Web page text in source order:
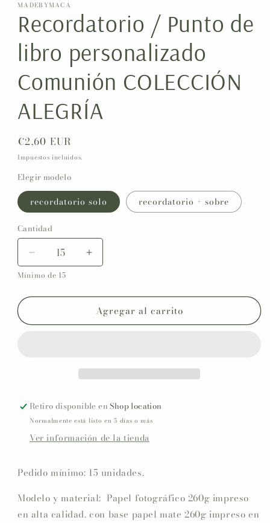
una
ventana
modal
MADEBYMACA
Recordatorio / Punto de
libro personalizado
Comunión COLECCIÓN
ALEGRÍA
Precio
habitual
€2,60 EUR
Impuestos incluidos.
Elegir modelo
recordatorio solo recordatorio + sobre
Cantidad
Reducir
cantidad
Recordatorio
Comunión
Aumentar
cantidad
Recordatorio
Comunión
Mínimo de 15
Agregar al carrito
Retiro disponible enShop location
Normalmente está listo en 5 días o más
Ver información de la tienda
Pedido mínimo: 15 unidades.
Modelo y material: Papel fotográfico 260g impreso
en alta calidad. con base papel mate 260g impreso en